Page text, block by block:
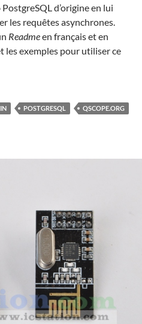
d’origine en lui
les requêtes asynchrones.
Readmeen français et en
les exemples pour utiliser ce
POSTGRESQL
QSCOPE.ORG